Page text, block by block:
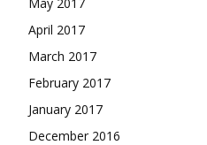
April 2017
March 2017
February 2017
January 2017
December 2016